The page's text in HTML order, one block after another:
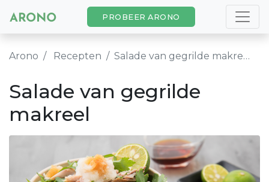
PROBEER ARONO
Arono Recepten Salade van gegrilde makreel
Salade van gegrilde
makreel